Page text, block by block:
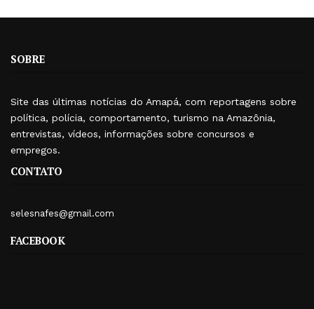
SOBRE
Site das últimas notícias do Amapá, com reportagens sobre
política, polícia, comportamento, turismo na Amazônia,
entrevistas, vídeos, informações sobre concursos e
empregos.
CONTATO
selesnafes@gmail.com
FACEBOOK